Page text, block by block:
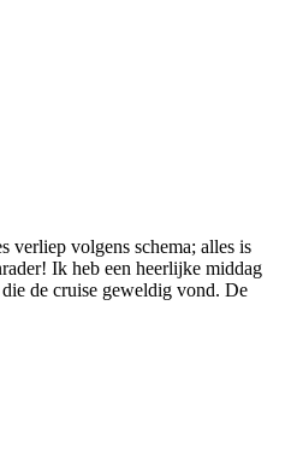
verliep volgens schema; alles is
Ik heb een heerlijke middag
de cruise geweldig vond. De